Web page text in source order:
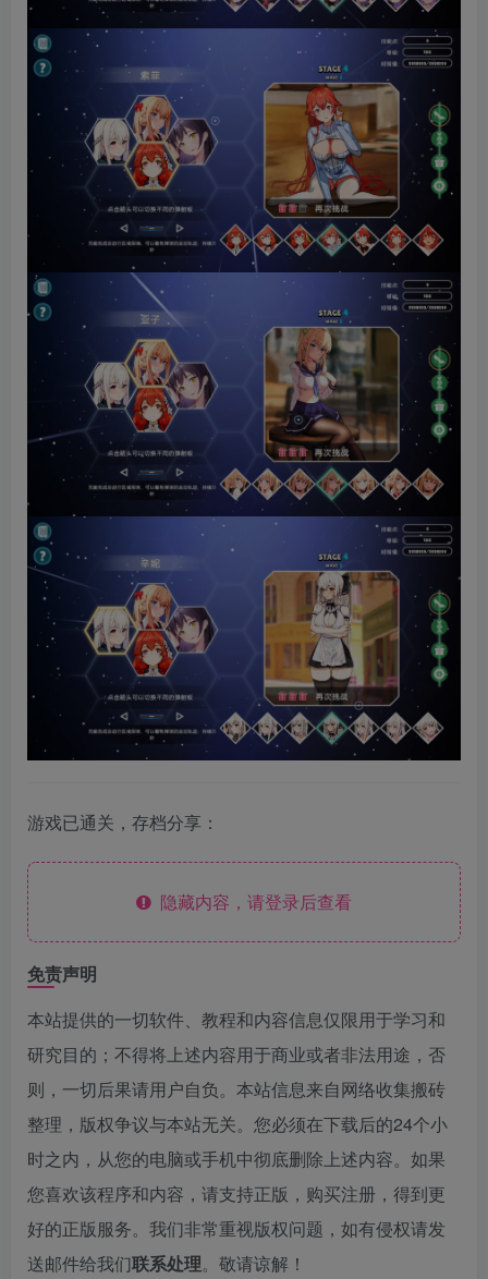
游戏已通关，存档分享：
隐藏内容，请登录后查看
免责声明
本站提供的一切软件、教程和内容信息仅限用于学习和
研究目的；不得将上述内容用于商业或者非法用途，否
则，一切后果请用户自负。本站信息来自网络收集搬砖
整理，版权争议与本站无关。您必须在下载后的24个小
时之内，从您的电脑或手机中彻底删除上述内容。如果
您喜欢该程序和内容，请支持正版，购买注册，得到更
好的正版服务。我们非常重视版权问题，如有侵权请发
送邮件给我们联系处理。敬请谅解！